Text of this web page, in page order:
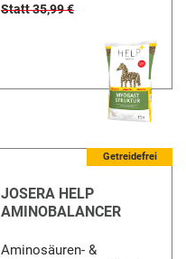
Statt 35,99 €
Getreidefrei
JOSERA HELP
AMINOBALANCER
Aminosäuren- &